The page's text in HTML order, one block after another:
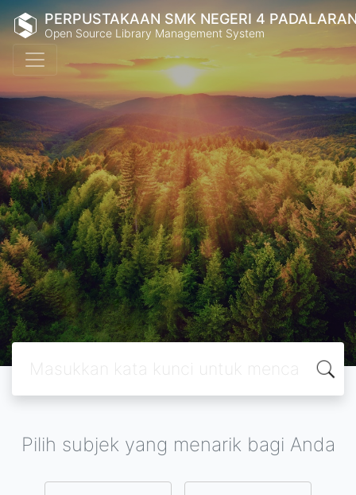
PERPUSTAKAAN SMK NEGERI 4
Open Source Library Management System
Pilih subjek yang menarik bagi Anda